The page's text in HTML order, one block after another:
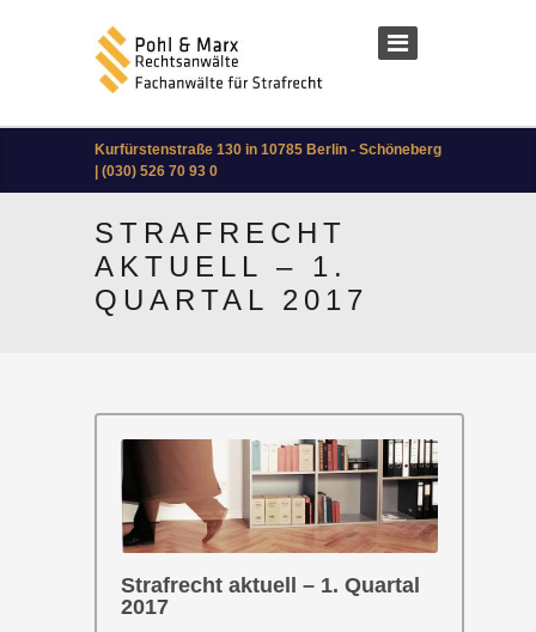
Kurfürstenstraße 130 in 10785 Berlin - Schöneberg
| (030) 526 70 93 0
STRAFRECHT
AKTUELL – 1.
QUARTAL 2017
Strafrecht aktuell – 1. Quartal
2017